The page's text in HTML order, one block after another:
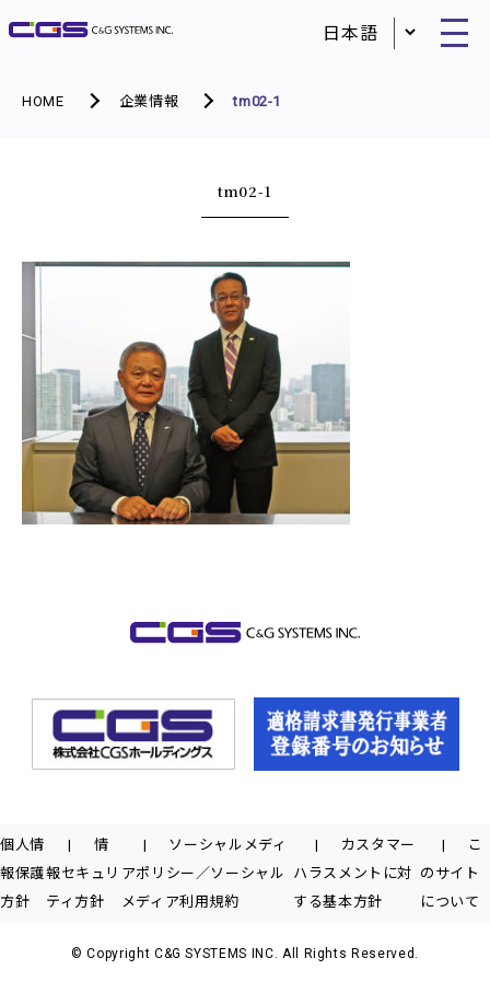
HOME 企業情報 tm02-1
tm02-1
個人情
報保護
方針
情
報セキュリ
ティ方針
ソーシャルメディ
アポリシー／ソーシャル
メディア利用規約
カスタマー
ハラスメントに対
する基本方針
こ
のサイト
について
© Copyright C&G SYSTEMS INC. All Rights Reserved.